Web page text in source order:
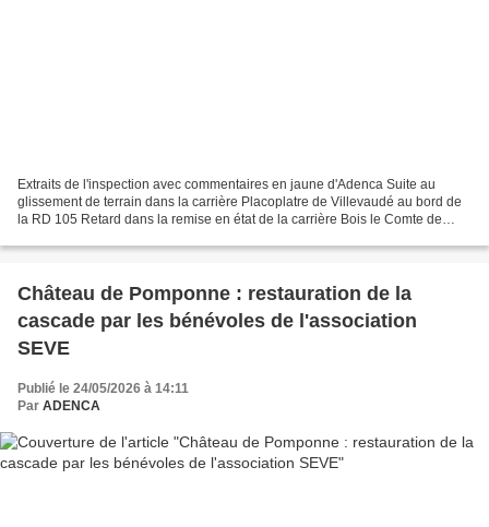
Extraits de l'inspection avec commentaires en jaune d'Adenca Suite au
glissement de terrain dans la carrière Placoplatre de Villevaudé au bord de
la RD 105 Retard dans la remise en état de la carrière Bois le Comte de
Château de Pomponne : restauration de la
cascade par les bénévoles de l'association
SEVE
Publié le 24/05/2026 à 14:11
Par ADENCA